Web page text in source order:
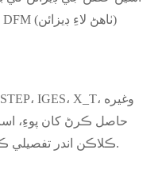
ڪلاڪن اندر تفصيلي ڪوٽس ۽ ليڊ ٽائيم فراهم ڪندا آهيون.